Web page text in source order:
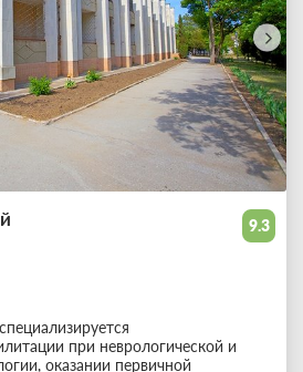
9.3
при неврологической и
оказании первичной